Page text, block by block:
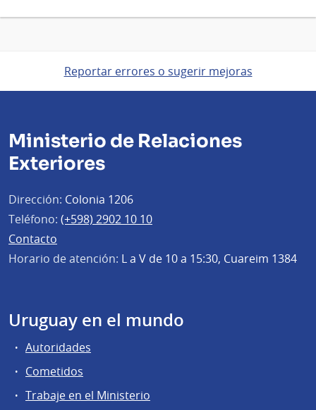
Reportar errores o sugerir mejoras
Ministerio de Relaciones
Exteriores
Dirección: Colonia 1206
Teléfono: (+598) 2902 10 10
Contacto
Horario de atención: L a V de 10 a 15:30, Cuareim 1384
Uruguay en el mundo
Autoridades
Cometidos
Trabaje en el Ministerio